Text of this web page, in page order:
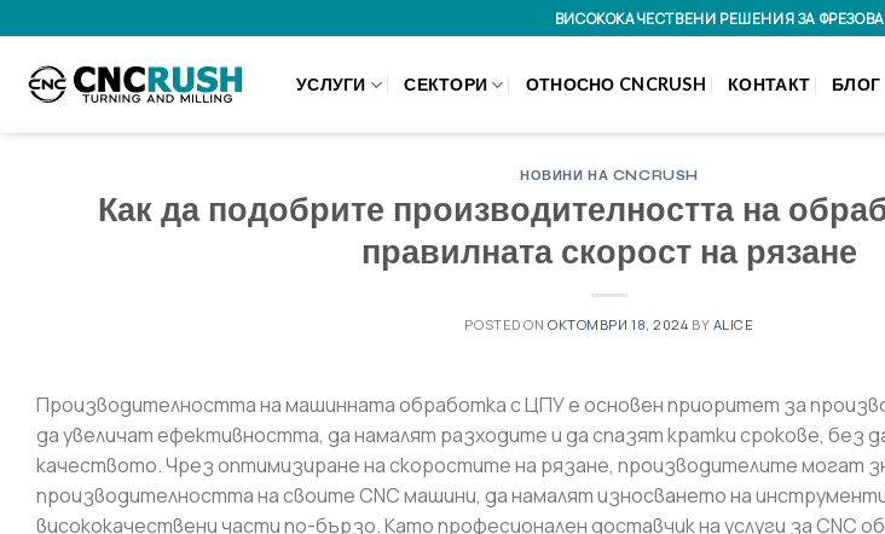
to
content
ВИСОКОКАЧЕСТВЕНИ РЕШЕНИЯ ЗА
УСЛУГИ СЕКТОРИ ОТНОСНО CNCRUSH КОНТАКТ БЛОГ
НОВИНИ НА CNCRUSH
Как да подобрите производителността на
правилната скорост на рязане
POSTED ON ОКТОМВРИ 18, 2024 BY ALICE
Производителността на машинната обработка с ЦПУ е основен приоритет за
да увеличат ефективността, да намалят разходите и да спазят кратки срокове, без
качеството. Чрез оптимизиране на скоростите на рязане, производителите могат
производителността на своите CNC машини, да намалят износването на
висококачествени части по-бързо. Като професионален доставчик на услуги за CNC